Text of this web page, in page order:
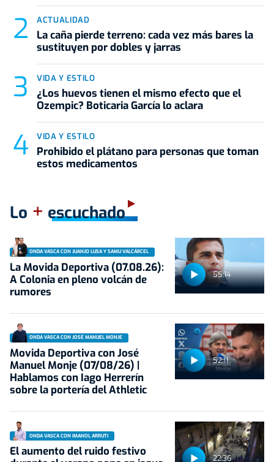
ACTUALIDAD
La caña pierde terreno: cada vez más bares la
sustituyen por dobles y jarras
VIDA Y ESTILO
¿Los huevos tienen el mismo efecto que el
Ozempic? Boticaria García lo aclara
VIDA Y ESTILO
Prohibido el plátano para personas que toman
estos medicamentos
Lo + escuchado
55:14
ONDA VASCA CON JUANJO LUSA Y SAMU VALCÁRCEL
La Movida Deportiva (07.08.26):
A Colonia en pleno volcán de
rumores
52:11
ONDA VASCA CON JOSÉ MANUEL MONJE
Movida Deportiva con José
Manuel Monje (07/08/26) |
Hablamos con Iago Herrerín
sobre la portería del Athletic
22:36
ONDA VASCA CON IMANOL ARRUTI
El aumento del ruido festivo